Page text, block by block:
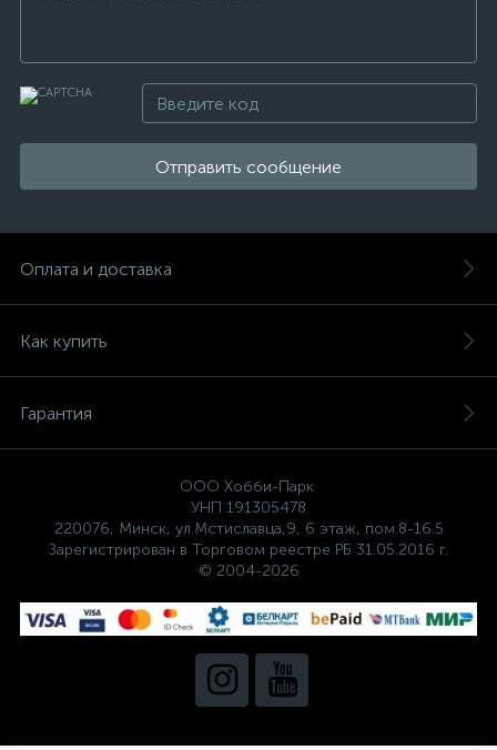
Отправить сообщение
Оплата и доставка
Как купить
Гарантия
ООО Хобби-Парк
УНП 191305478
220076, Минск, ул.Мстиславца,9, 6 этаж, пом.8-16.5
Зарегистрирован в Торговом реестре РБ 31.05.2016 г.
© 2004-2026